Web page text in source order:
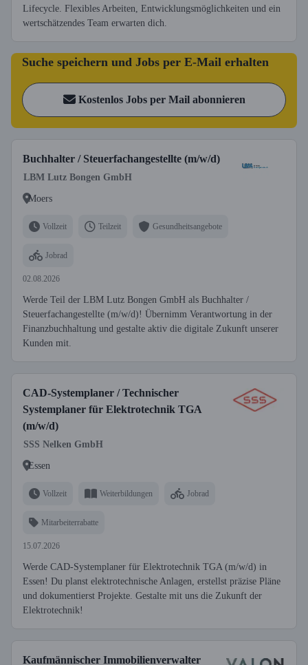
Lifecycle. Flexibles Arbeiten, Entwicklungsmöglichkeiten und ein
wertschätzendes Team erwarten dich.
Suche speichern und Jobs per E-Mail erhalten
Kostenlos Jobs per Mail abonnieren
Buchhalter / Steuerfachangestellte (m/w/d)
LBM Lutz Bongen GmbH
Moers
Vollzeit Teilzeit Gesundheitsangebote
Jobrad
02.08.2026
Werde Teil der LBM Lutz Bongen GmbH als Buchhalter /
Steuerfachangestellte (m/w/d)! Übernimm Verantwortung in der
Finanzbuchhaltung und gestalte aktiv die digitale Zukunft unserer
Kunden mit.
CAD-Systemplaner / Technischer
Systemplaner für Elektrotechnik TGA
(m/w/d)
SSS Nelken GmbH
Essen
Vollzeit Weiterbildungen Jobrad
Mitarbeiterrabatte
15.07.2026
Werde CAD-Systemplaner für Elektrotechnik TGA (m/w/d) in
Essen! Du planst elektrotechnische Anlagen, erstellst präzise Pläne
und dokumentierst Projekte. Gestalte mit uns die Zukunft der
Elektrotechnik!
Kaufmännischer Immobilienverwalter